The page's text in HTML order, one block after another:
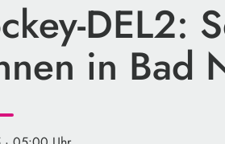
DEL2:
in Bad